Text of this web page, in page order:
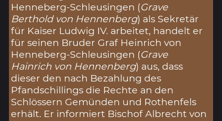
Henneberg-Schleusingen (Grave
Berthold von Hennenberg) als Sekretär
für Kaiser Ludwig IV. arbeitet, handelt er
für seinen Bruder Graf Heinrich von
Henneberg-Schleusingen (Grave
Hainrich von Hennenberg) aus, dass
dieser den nach Bezahlung des
Pfandschillings die Rechte an den
Schlössern Gemünden und Rothenfels
erhält. Er informiert Bischof Albrecht von